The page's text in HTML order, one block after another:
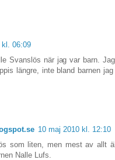
kl. 06:09
Svanslös när jag var barn.
längre, inte bland barnen
10 maj 2010 kl. 12:10
som liten, men mest av allt
Nalle Lufs.